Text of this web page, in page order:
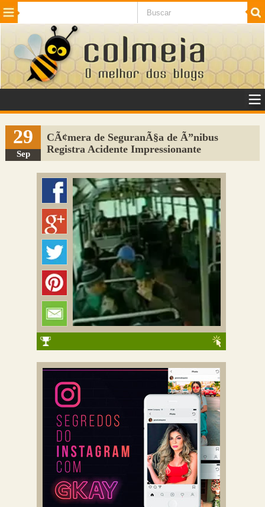
Beleza Cinema e TV
Internet Jogos NotÃ­cias SaÃºde
VeÃ­culos Adulto
Sugerir Link
Adicionar Blog
Colmeia Exchange
Perguntas Frequentes
29
Sep
CÃ¢mera de SeguranÃ§a de Ã”nibus
Registra Acidente Impressionante